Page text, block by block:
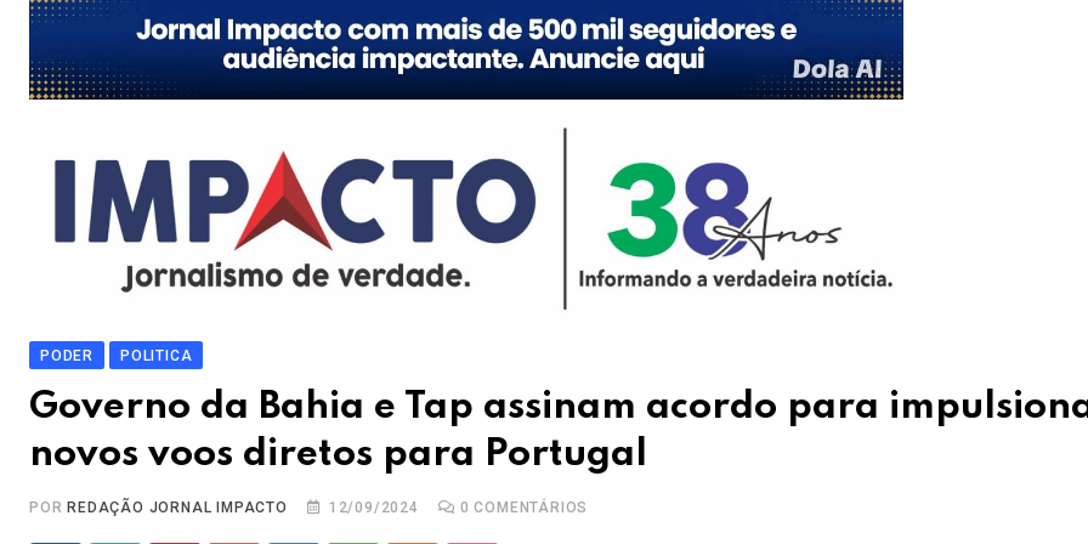
PODER POLITICA
Governo da Bahia e Tap assinam acordo para
novos voos diretos para Portugal
POR REDAÇÃO JORNAL IMPACTO 12/09/2024 0 COMENTÁRIOS